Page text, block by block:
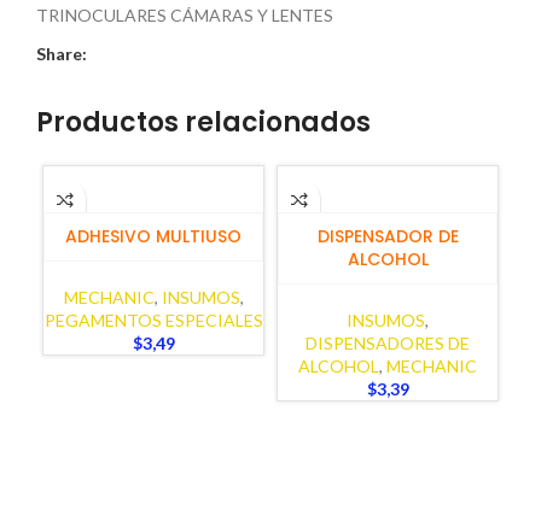
TRINOCULARES CÁMARAS Y LENTES
Share:
Productos relacionados
AÑADIR AL CARRITO
ADHESIVO MULTIUSO
MECHANIC, INSUMOS,
PEGAMENTOS ESPECIALES
$3,49
AÑADIR AL CARRITO
DISPENSADOR DE
ALCOHOL
INSUMOS,
DISPENSADORES DE
ALCOHOL, MECHANIC
$3,39